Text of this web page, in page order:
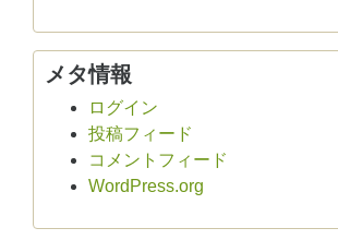
メタ情報
ログイン
投稿フィード
コメントフィード
WordPress.org